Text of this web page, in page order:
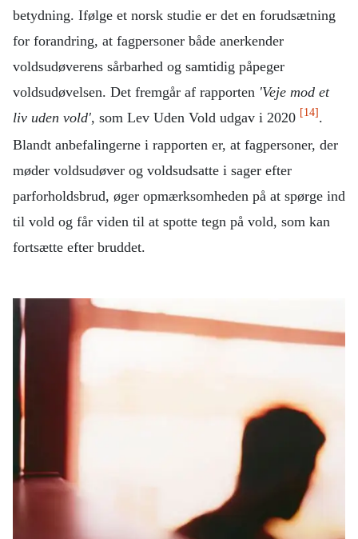
betydning. Ifølge et norsk studie er det en forudsætning
for forandring, at fagpersoner både anerkender
voldsudøverens sårbarhed og samtidig påpeger
voldsudøvelsen. Det fremgår af rapporten 'Veje mod et
liv uden vold', som Lev Uden Vold udgav i 2020 [14] .
Blandt anbefalingerne i rapporten er, at fagpersoner, der
møder voldsudøver og voldsudsatte i sager efter
parforholdsbrud, øger opmærksomheden på at spørge ind
til vold og får viden til at spotte tegn på vold, som kan
fortsætte efter bruddet.